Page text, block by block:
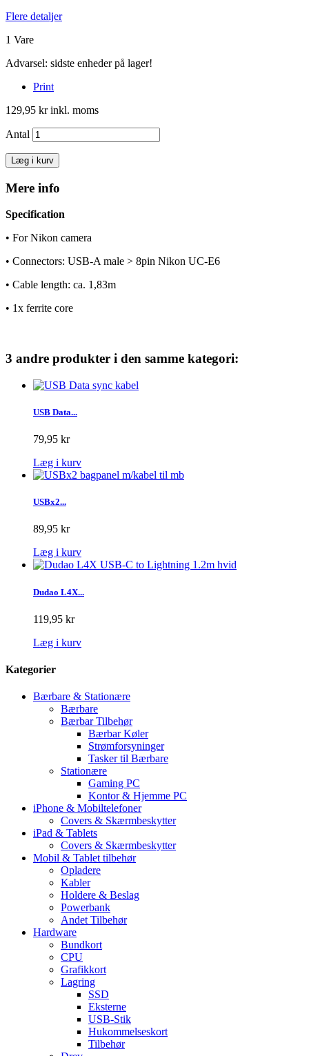
Flere detaljer
1 Vare
Advarsel: sidste enheder på lager!
Print
129,95 krinkl. moms
Antal
Læg i kurv
Mere info
Specification
• For Nikon camera
• Connectors: USB-A male > 8pin Nikon UC-E6
• Cable length: ca. 1,83m
• 1x ferrite core
3 andre produkter i den samme kategori:
USB Data...
79,95 kr
Læg i kurv
USBx2...
89,95 kr
Læg i kurv
Dudao L4X...
119,95 kr
Læg i kurv
Kategorier
Bærbare & Stationære
Bærbare
Bærbar Tilbehør
Bærbar Køler
Strømforsyninger
Tasker til Bærbare
Stationære
Gaming PC
Kontor & Hjemme PC
iPhone & Mobiltelefoner
Covers & Skærmbeskytter
iPad & Tablets
Covers & Skærmbeskytter
Mobil & Tablet tilbehør
Opladere
Kabler
Holdere & Beslag
Powerbank
Andet Tilbehør
Hardware
Bundkort
CPU
Grafikkort
Lagring
SSD
Eksterne
USB-Stik
Hukommelseskort
Tilbehør